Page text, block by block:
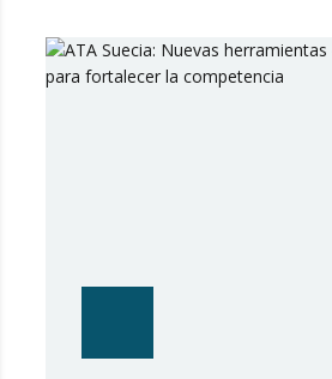
nacional y el orden público